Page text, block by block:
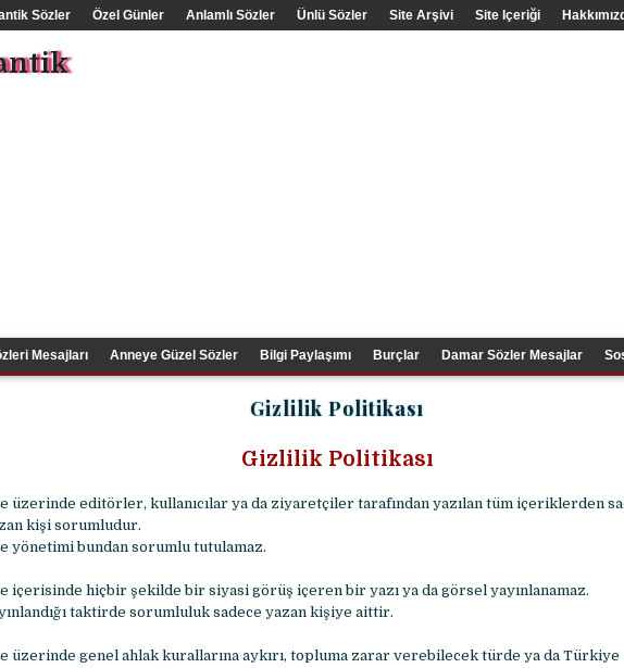
Sözler Özel Günler Anlamlı Sözler Ünlü Sözler Site Arşivi Site Içeriği
Mesajları Anneye Güzel Sözler Bilgi Paylaşımı Burçlar Damar Sözler Mesajlar
Gizlilik Politikası
Gizlilik Politikası
üzerinde editörler, kullanıcılar ya da ziyaretçiler tarafından yazılan tüm içeriklerden
kişi sorumludur.
yönetimi bundan sorumlu tutulamaz.
içerisinde hiçbir şekilde bir siyasi görüş içeren bir yazı ya da görsel yayınlanamaz.
taktirde sorumluluk sadece yazan kişiye aittir.
üzerinde genel ahlak kurallarına aykırı, topluma zarar verebilecek türde ya da Türkiye